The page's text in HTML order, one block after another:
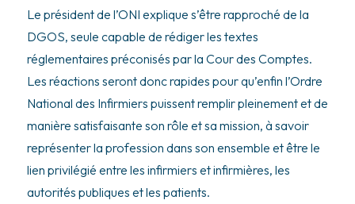
Le président de l’ONI explique s’être rapproché de la
DGOS, seule capable de rédiger les textes
réglementaires préconisés par la Cour des Comptes.
Les réactions seront donc rapides pour qu’enfin l’Ordre
National des Infirmiers puissent remplir pleinement et de
manière satisfaisante son rôle et sa mission, à savoir
représenter la profession dans son ensemble et être le
lien privilégié entre les infirmiers et infirmières, les
autorités publiques et les patients.